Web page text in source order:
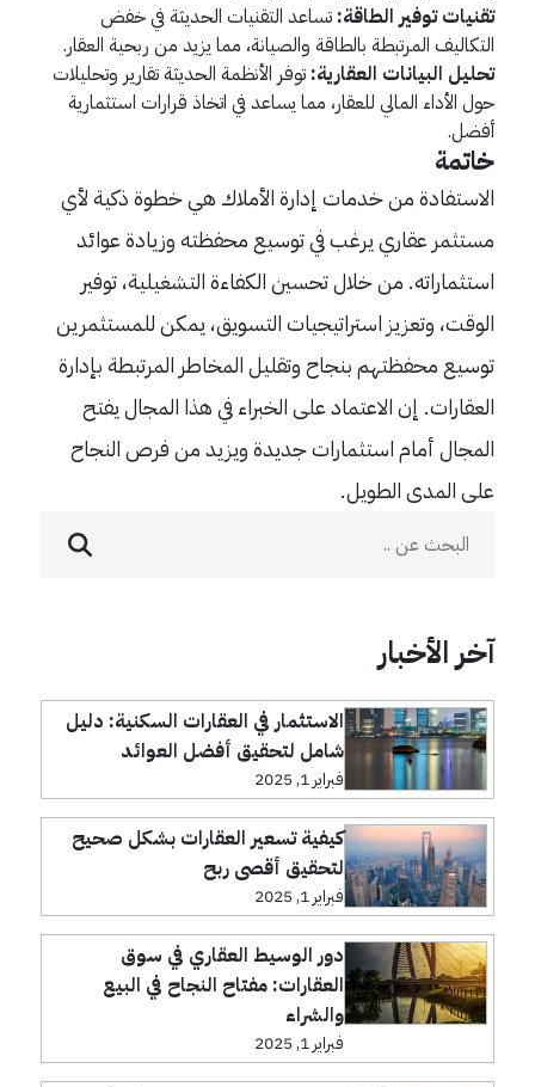
تقنيات توفير الطاقة: تساعد التقنيات الحديثة في خفض
التكاليف المرتبطة بالطاقة والصيانة، مما يزيد من ربحية العقار.
تحليل البيانات العقارية: توفر الأنظمة الحديثة تقارير وتحليلات
حول الأداء المالي للعقار، مما يساعد في اتخاذ قرارات استثمارية
أفضل.
خاتمة
الاستفادة من خدمات إدارة الأملاك هي خطوة ذكية لأي
مستثمر عقاري يرغب في توسيع محفظته وزيادة عوائد
استثماراته. من خلال تحسين الكفاءة التشغيلية، توفير
الوقت، وتعزيز استراتيجيات التسويق، يمكن للمستثمرين
توسيع محفظتهم بنجاح وتقليل المخاطر المرتبطة بإدارة
العقارات. إن الاعتماد على الخبراء في هذا المجال يفتح
المجال أمام استثمارات جديدة ويزيد من فرص النجاح
على المدى الطويل.
آخر الأخبار
الاستثمار في العقارات السكنية: دليل
شامل لتحقيق أفضل العوائد
فبراير 1, 2025
كيفية تسعير العقارات بشكل صحيح
لتحقيق أقصى ربح
فبراير 1, 2025
دور الوسيط العقاري في سوق
العقارات: مفتاح النجاح في البيع
والشراء
فبراير 1, 2025